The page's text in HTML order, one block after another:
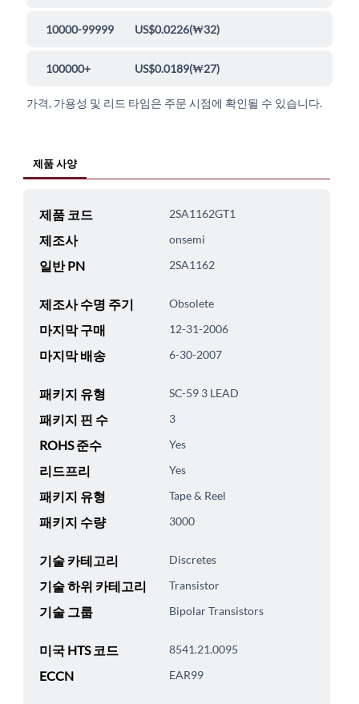
10000-99999 US$0.0226(₩32)
100000+ US$0.0189(₩27)
가격, 가용성 및 리드 타임은 주문 시점에 확인될 수 있습니다.
제품 사양
제품 코드 2SA1162GT1
제조사 onsemi
일반 PN 2SA1162
제조사 수명 주기 Obsolete
마지막 구매 12-31-2006
마지막 배송 6-30-2007
패키지 유형 SC-59 3 LEAD
패키지 핀 수 3
ROHS 준수 Yes
리드프리 Yes
패키지 유형 Tape & Reel
패키지 수량 3000
기술 카테고리 Discretes
기술 하위 카테고리 Transistor
기술 그룹 Bipolar Transistors
미국 HTS 코드 8541.21.0095
ECCN EAR99